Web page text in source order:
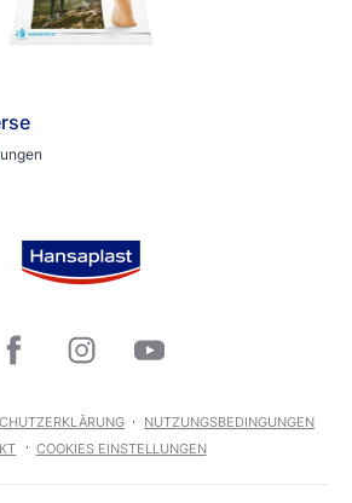
NUTZUNGSBEDINGUNGEN
COOKIES EINSTELLUNGEN